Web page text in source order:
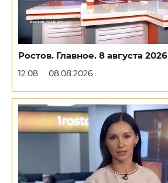
Ростов. Главное. 8 августа 2026
12:08 08.08.2026